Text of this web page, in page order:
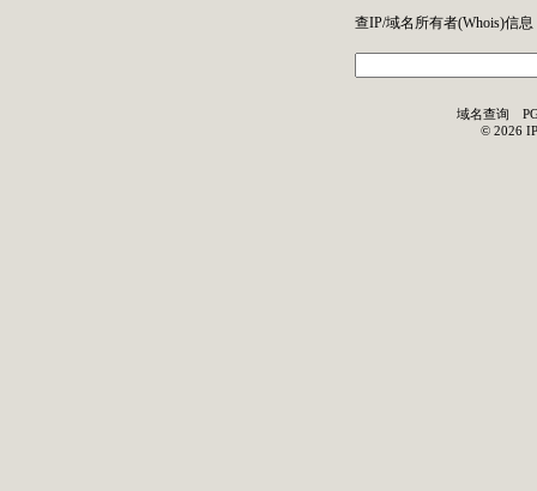
查IP/域名所有者(Whois)信息
域名查询
© 2026